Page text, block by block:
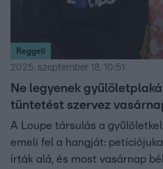
Reggeli
2025. szeptember 18. 10:51
Ne legyenek
tüntetést szervez
A Loupe társulás a
emeli fel a hangját:
írták alá, és most vasárnap